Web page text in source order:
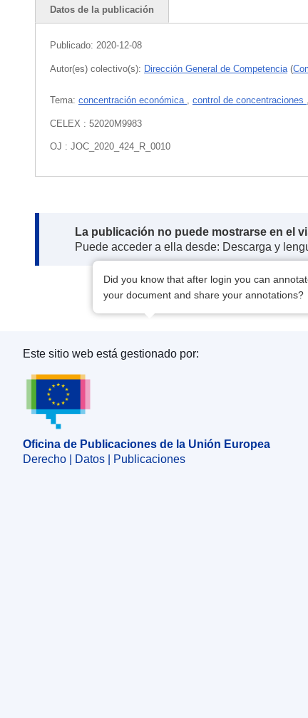
Datos de la publicación
Publicado: 2020-12-08
Autor(es) colectivo(s): Dirección General de Competencia(
Tema: concentración económica , control de concentraciones ,
CELEX : 52020M9983
OJ : JOC_2020_424_R_0010
Note:
La publicación no puede mostrarse en el
Puede acceder a ella desde: Descarga y
Did you know that after login you can
your document and share your annotations?
Oficina de Publicaciones de la Unión Europea
Este sitio web está gestionado por:
Oficina de Publicaciones de la Unión Europea
Derecho | Datos | Publicaciones